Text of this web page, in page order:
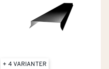
+ 4 VARIANTER